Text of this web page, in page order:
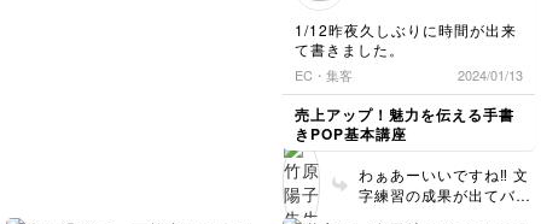
毛羽だってしまうので練
習でもNGです。 ②細く
なってしまう件について
このペンはペン先が垂直
な切り口の 円柱型にな
っています。なので、少
なってしまいます。 書
き初めは数秒、ペン先を
1/12昨夜久しぶりに時間が出来
て書きました。
EC・集客 2024/01/13
売上アップ！魅力を伝える手書
きPOP基本講座
わぁあーいいですね‼️ 文
字練習の成果が出てバッ